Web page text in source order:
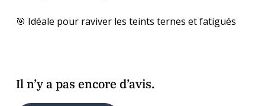
🎯 Idéale pour raviver les teints ternes et fatigués
Il n’y a pas encore d’avis.